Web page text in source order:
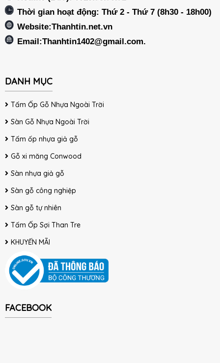
Thời gian hoạt động: Thứ 2 - Thứ 7 (8h30 - 18h00)
Website:Thanhtin.net.vn
Email:Thanhtin1402@gmail.com.
DANH MỤC
Tấm Ốp Gỗ Nhựa Ngoài Trời
Sàn Gỗ Nhựa Ngoài Trời
Tấm ốp nhựa giả gỗ
Gỗ xi măng Conwood
Sàn nhựa giả gỗ
Sàn gỗ công nghiệp
Sàn gỗ tự nhiên
Tấm Ốp Sợi Than Tre
KHUYẾN MÃI
FACEBOOK